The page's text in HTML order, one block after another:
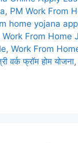
, PM Work From
home yojana
Work From Home
, Work From
वर्क फ्रॉम होम योजना